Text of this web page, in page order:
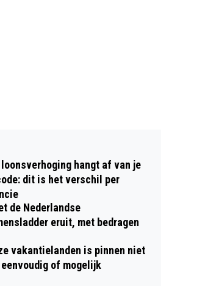
loonsverhoging hangt af van je
dit is het verschil per
de Nederlandse
eruit, met bedragen
vakantielanden is pinnen niet
of mogelijk